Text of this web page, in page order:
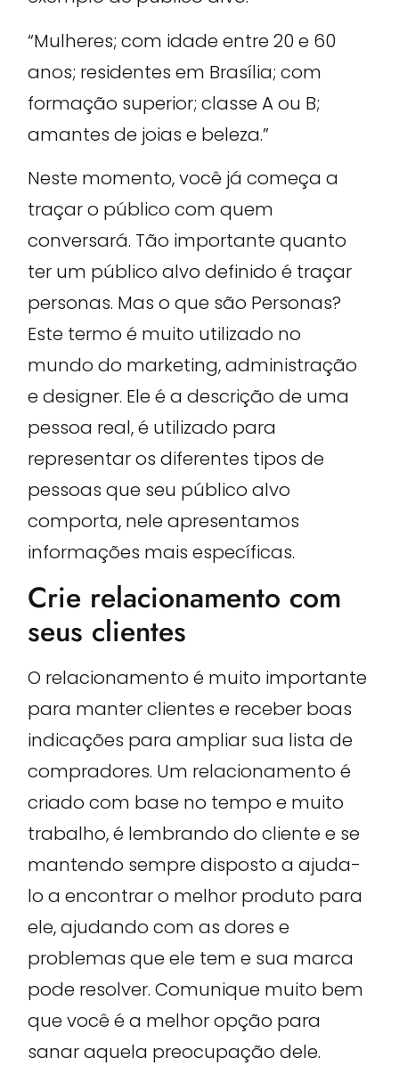
“Mulheres; com idade entre 20 e 60
anos; residentes em Brasília; com
formação superior; classe A ou B;
amantes de joias e beleza.”
Neste momento, você já começa a
traçar o público com quem
conversará. Tão importante quanto
ter um público alvo definido é traçar
personas. Mas o que são Personas?
Este termo é muito utilizado no
mundo do marketing, administração
e designer. Ele é a descrição de uma
pessoa real, é utilizado para
representar os diferentes tipos de
pessoas que seu público alvo
comporta, nele apresentamos
informações mais específicas.
Crie relacionamento com
seus clientes
O relacionamento é muito importante
para manter clientes e receber boas
indicações para ampliar sua lista de
compradores. Um relacionamento é
criado com base no tempo e muito
trabalho, é lembrando do cliente e se
mantendo sempre disposto a ajuda-
lo a encontrar o melhor produto para
ele, ajudando com as dores e
problemas que ele tem e sua marca
pode resolver. Comunique muito bem
que você é a melhor opção para
sanar aquela preocupação dele.